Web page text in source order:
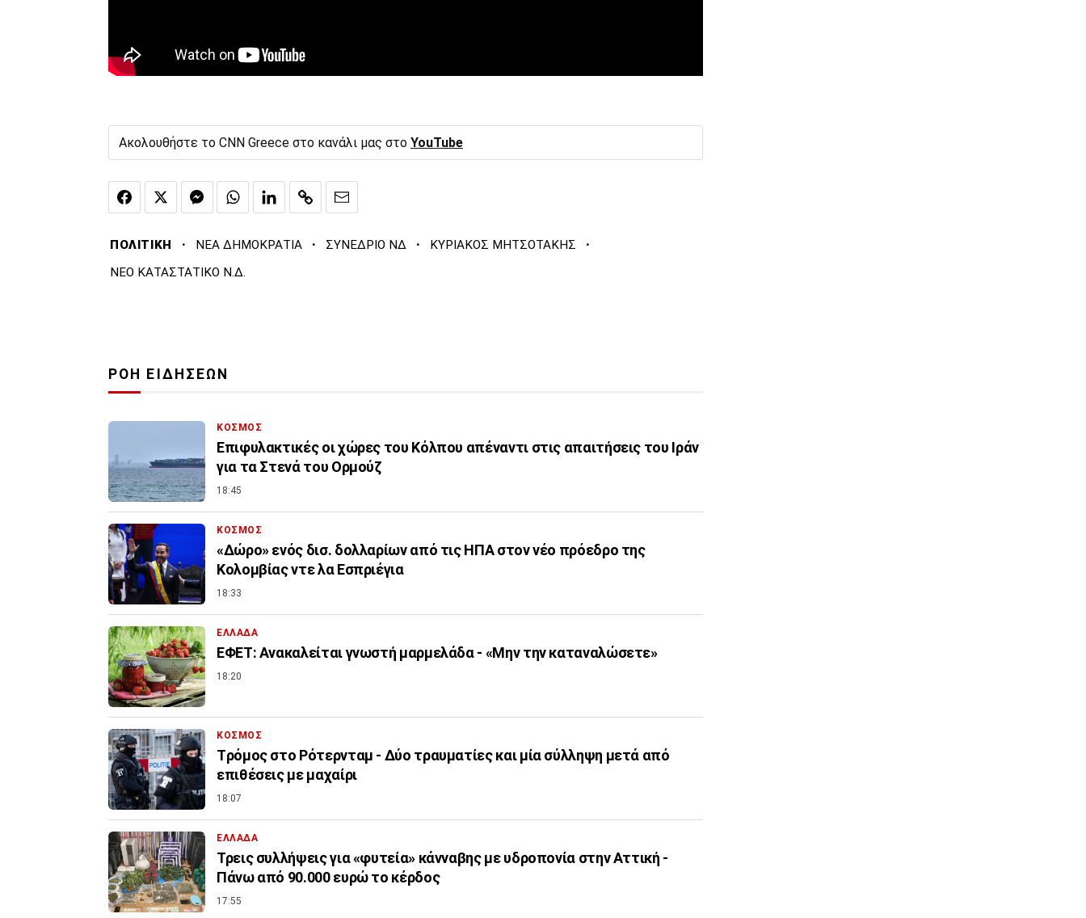
Ακολουθήστε το CNN Greece στο κανάλι μας στο YouTube
ΠΟΛΙΤΙΚΗ · ΝΕΑ ΔΗΜΟΚΡΑΤΙΑ · ΣΥΝΕΔΡΙΟ ΝΔ · ΚΥΡΙΑΚΟΣ ΜΗΤΣΟΤΑΚΗΣ ·
ΝΕΟ ΚΑΤΑΣΤΑΤΙΚΟ Ν.Δ.
ΡΟΗ ΕΙΔΗΣΕΩΝ
ΚΟΣΜΟΣ
Επιφυλακτικές οι χώρες του Κόλπου απέναντι στις απαιτήσεις του Ιράν
για τα Στενά του Ορμούζ
18:45
ΚΟΣΜΟΣ
«Δώρο» ενός δισ. δολλαρίων από τις ΗΠΑ στον νέο πρόεδρο της
Κολομβίας ντε λα Εσπριέγια
18:33
ΕΛΛΑΔΑ
ΕΦΕΤ: Ανακαλείται γνωστή μαρμελάδα - «Μην την καταναλώσετε»
18:20
ΚΟΣΜΟΣ
Tρόμος στο Ρότερνταμ - Δύο τραυματίες και μία σύλληψη μετά από
επιθέσεις με μαχαίρι
18:07
ΕΛΛΑΔΑ
Τρεις συλλήψεις για «φυτεία» κάνναβης με υδροπονία στην Αττική -
Πάνω από 90.000 ευρώ το κέρδος
17:55